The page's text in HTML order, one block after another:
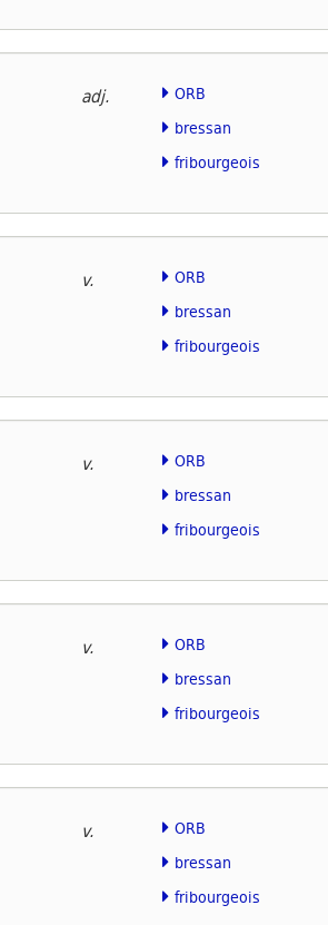
adj.
ORB
bressan
fribourgeois
v.
ORB
bressan
fribourgeois
v.
ORB
bressan
fribourgeois
v.
ORB
bressan
fribourgeois
v.
ORB
bressan
fribourgeois